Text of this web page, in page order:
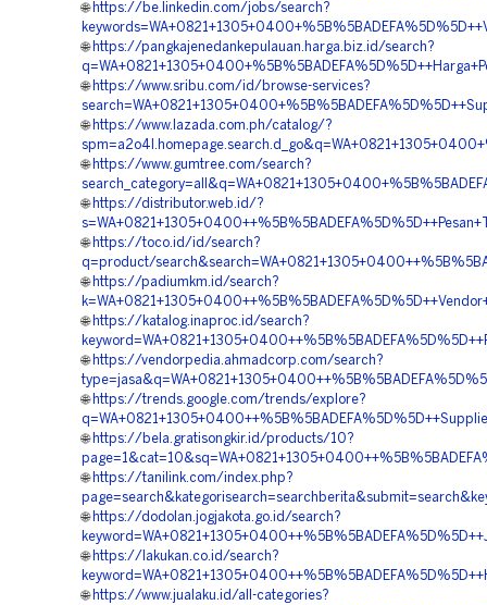
🌐 https://be.linkedin.com/jobs/search?
🌐 https://pangkajenedankepulauan.harga.biz.id/search?
🌐 https://www.sribu.com/id/browse-services?
🌐 https://www.lazada.com.ph/catalog/?
🌐 https://www.gumtree.com/search?
🌐 https://distributor.web.id/?
🌐 https://toco.id/id/search?
q=product/
🌐 https://padiumkm.id/search?
🌐 https://katalog.inaproc.id/search?
🌐 https://vendorpedia.ahmadcorp.com/search?
🌐 https://trends.google.com/trends/explore?
🌐 https://bela.gratisongkir.id/products/10?
🌐 https://tanilink.com/index.php?
🌐 https://dodolan.jogjakota.go.id/search?
🌐 https://lakukan.co.id/search?
🌐 https://www.jualaku.id/all-categories?